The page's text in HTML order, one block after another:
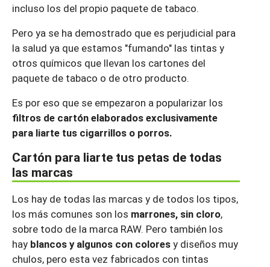
incluso los del propio paquete de tabaco.
Pero ya se ha demostrado que es perjudicial para
la salud ya que estamos "fumando" las tintas y
otros químicos que llevan los cartones del
paquete de tabaco o de otro producto.
Es por eso que se empezaron a popularizar los
filtros de cartón elaborados exclusivamente
para liarte tus cigarrillos o porros.
Cartón para liarte tus petas de todas
las marcas
Los hay de todas las marcas y de todos los tipos,
los más comunes son los marrones, sin cloro,
sobre todo de la marca RAW. Pero también los
hay blancos y algunos con colores y diseños muy
chulos, pero esta vez fabricados con tintas